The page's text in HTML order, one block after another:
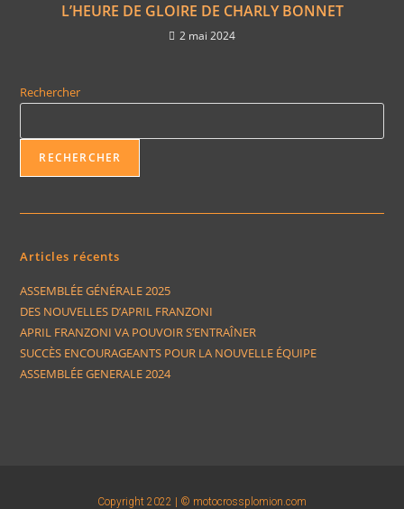
L’HEURE DE GLOIRE DE CHARLY BONNET
2 mai 2024
Rechercher
RECHERCHER
Articles récents
ASSEMBLÉE GÉNÉRALE 2025
DES NOUVELLES D’APRIL FRANZONI
APRIL FRANZONI VA POUVOIR S’ENTRAÎNER
SUCCÈS ENCOURAGEANTS POUR LA NOUVELLE ÉQUIPE
ASSEMBLÉE GENERALE 2024
Copyright 2022 | © motocrossplomion.com